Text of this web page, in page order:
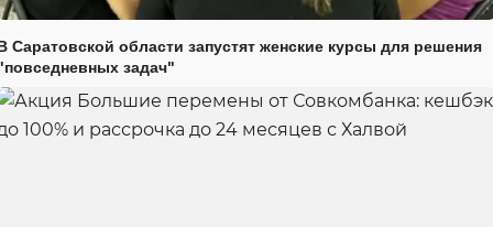
Саратовской области запустят женские курсы для решения
задач"